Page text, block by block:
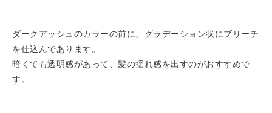
ダークアッシュのカラーの前に、グラデーション状にブリーチ
を仕込んであります。
暗くても透明感があって、髪の揺れ感を出すのがおすすめで
す。